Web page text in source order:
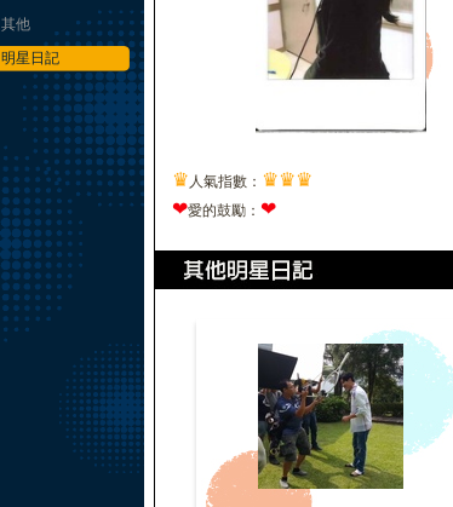
其他
明星日記
♛ 人氣指數： ♛♛♛
❤愛的鼓勵： ❤